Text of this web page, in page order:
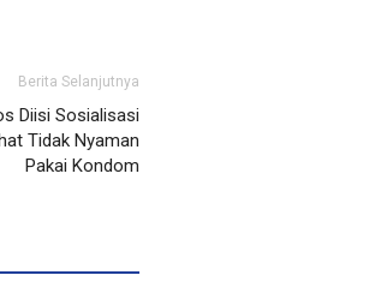
Berita Selanjutnya
Diisi Sosialisasi
Tidak Nyaman
Pakai Kondom